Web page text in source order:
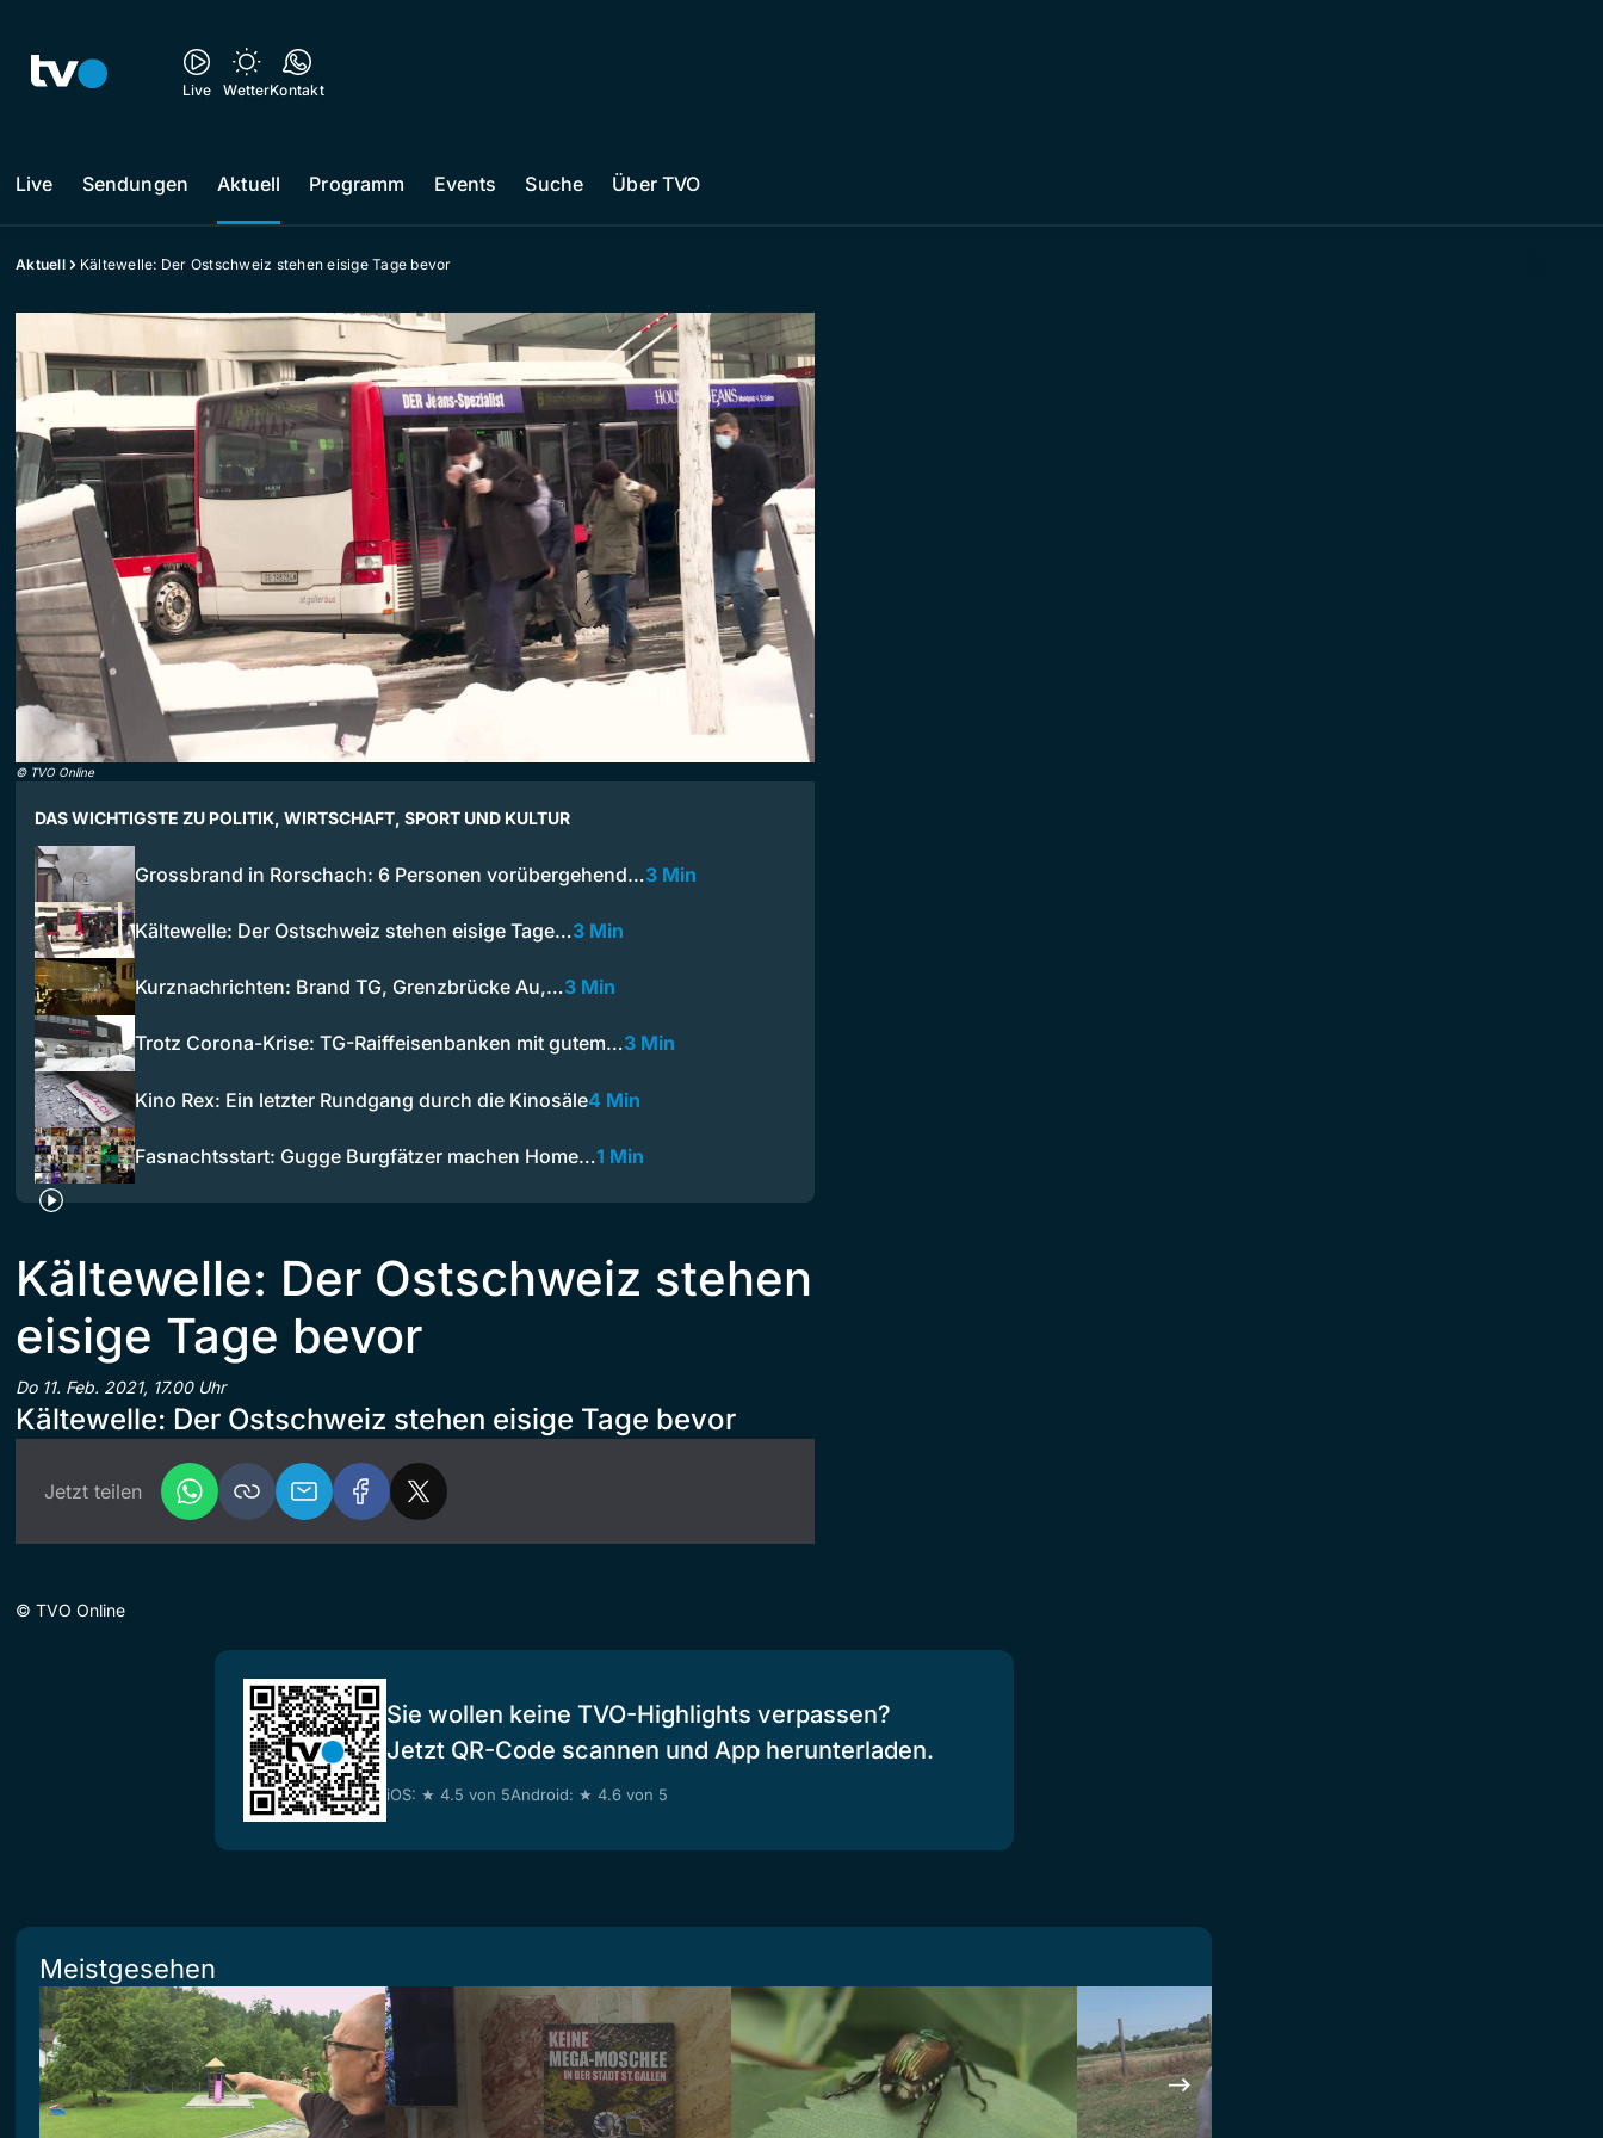
Live WetterKontakt
Live Sendungen Aktuell Programm Events Suche Über TVO
Aktuell Kältewelle: Der Ostschweiz stehen eisige Tage bevor
© TVO Online
DAS WICHTIGSTE ZU POLITIK, WIRTSCHAFT, SPORT UND KULTUR
Grossbrand in Rorschach: 6 Personen vorübergehend…3 Min
Kältewelle: Der Ostschweiz stehen eisige Tage…3 Min
Kurznachrichten: Brand TG, Grenzbrücke Au,…3 Min
Trotz Corona-Krise: TG-Raiffeisenbanken mit gutem…3 Min
Kino Rex: Ein letzter Rundgang durch die Kinosäle4 Min
Fasnachtsstart: Gugge Burgfätzer machen Home…1 Min
Kältewelle: Der Ostschweiz stehen
eisige Tage bevor
Do 11. Feb. 2021, 17.00 Uhr
Kältewelle: Der Ostschweiz stehen eisige Tage bevor
Jetzt teilen
© TVO Online
Sie wollen keine TVO-Highlights verpassen?
Jetzt QR-Code scannen und App herunterladen.
iOS: ★ 4.5 von 5Android: ★ 4.6 von 5
Meistgesehen